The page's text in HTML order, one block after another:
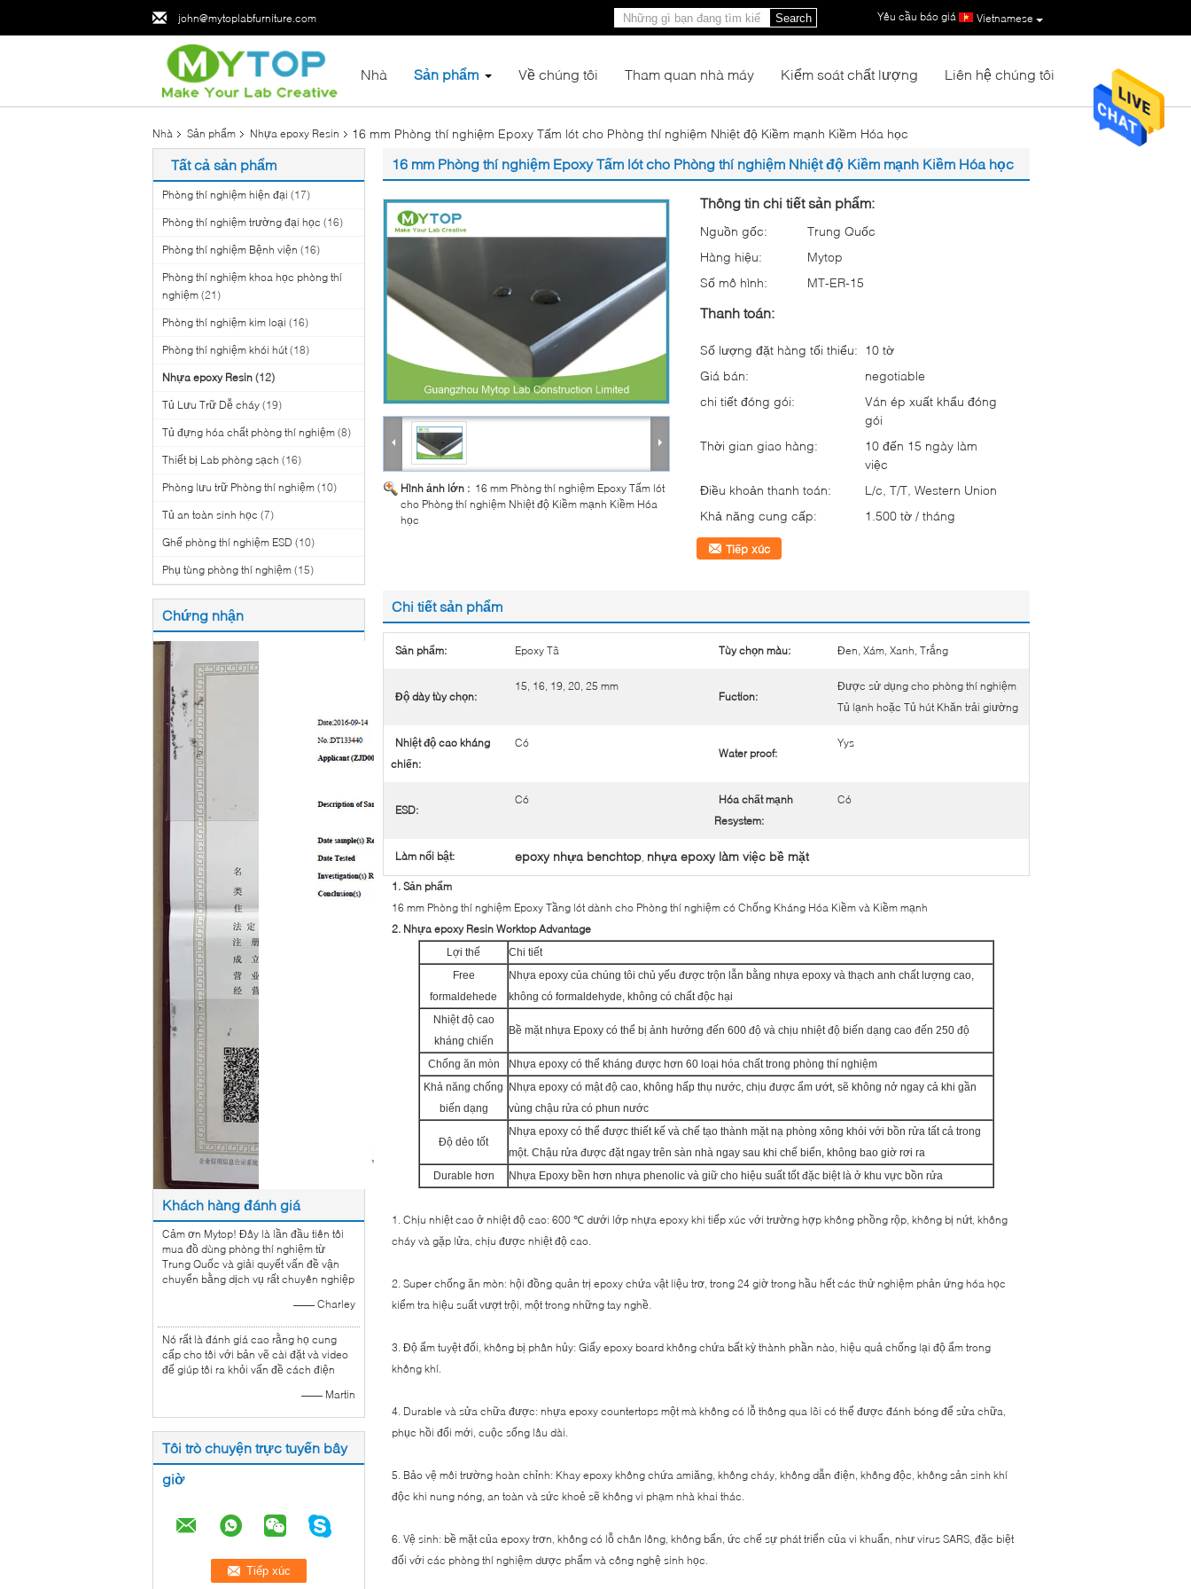
john@mytoplabfurniture.com Vietnamese
Yêu cầu báo giá |
Search
Nhà Sản phẩm Về chúng tôi Tham quan nhà máy Kiểm soát chất lượng Liên hệ chúng tôi
Nhà Sản phẩm Nhựa epoxy Resin 16 mm Phòng thí nghiệm Epoxy Tấm lót cho Phòng thí nghiệm Nhiệt độ Kiềm mạnh Kiềm Hóa học
Tất cả sản phẩm
Phòng thí nghiệm hiện đại (17)
Phòng thí nghiệm trường đại học (16)
Phòng thí nghiệm Bệnh viện (16)
Phòng thí nghiệm khoa học phòng thí
nghiệm (21)
Phòng thí nghiệm kim loại (16)
Phòng thí nghiệm khói hút (18)
Nhựa epoxy Resin (12)
Tủ Lưu Trữ Dễ cháy (19)
Tủ đựng hóa chất phòng thí nghiệm (8)
Thiết bị Lab phòng sạch (16)
Phòng lưu trữ Phòng thí nghiệm (10)
Tủ an toàn sinh học (7)
Ghế phòng thí nghiệm ESD (10)
Phụ tùng phòng thí nghiệm (15)
Chứng nhận
Khách hàng đánh giá
Cảm ơn Mytop! Đây là lần đầu tiên tôi
mua đồ dùng phòng thí nghiệm từ
Trung Quốc và giải quyết vấn đề vận
chuyển bằng dịch vụ rất chuyên nghiệp
—— Charley
Nó rất là đánh giá cao rằng họ cung
cấp cho tôi với bản vẽ cài đặt và video
để giúp tôi ra khỏi vấn đề cách điện
—— Martin
Tôi trò chuyện trực tuyến bây
giờ
16 mm Phòng thí nghiệm Epoxy Tấm lót cho Phòng thí nghiệm Nhiệt độ Kiềm mạnh Kiềm Hóa học
Hình ảnh lớn : 16 mm Phòng thí nghiệm Epoxy Tấm lót
cho Phòng thí nghiệm Nhiệt độ Kiềm mạnh Kiềm Hóa
học
Thông tin chi tiết sản phẩm:
Nguồn gốc:
Trung Quốc
Hàng hiệu:
Mytop
Số mô hình:
MT-ER-15
Thanh toán:
Số lượng đặt hàng tối thiểu: 10 tờ
Giá bán:
negotiable
chi tiết đóng gói:
Ván ép xuất khẩu đóng
gói
Thời gian giao hàng:
10 đến 15 ngày làm
việc
Điều khoản thanh toán:
L/c, T/T, Western Union
Khả năng cung cấp:
1.500 tờ / tháng
Tiếp xúc
Chi tiết sản phẩm
Sản phẩm: Epoxy Tã Tùy chọn màu: Đen, Xám, Xanh, Trắng
Độ dày tùy chọn:
15, 16, 19, 20, 25 mm
Fuction:
Được sử dụng cho phòng thí nghiệm
Tủ lạnh hoặc Tủ hút Khăn trải giường
Nhiệt độ cao kháng
chiến:
Có
Water proof:
Yys
ESD:
Có
Hóa chất mạnh
Resystem:
Có
Làm nổi bật: epoxy nhựa benchtop, nhựa epoxy làm việc bề mặt
1. Sản phẩm
16 mm Phòng thí nghiệm Epoxy Tầng lót dành cho Phòng thí nghiệm có Chống Kháng Hóa Kiềm và Kiềm mạnh
2. Nhựa epoxy Resin Worktop Advantage
Lợi thế
Chi tiết
Free
formaldehede
Nhựa epoxy của chúng tôi chủ yếu được trộn lẫn bằng nhựa epoxy và thạch anh chất lượng cao,
không có formaldehyde, không có chất độc hại
Nhiệt độ cao
kháng chiến
Bề mặt nhựa Epoxy có thể bị ảnh hưởng đến 600 độ và chịu nhiệt độ biến dạng cao đến 250 độ
Chống ăn mòn
Nhựa epoxy có thể kháng được hơn 60 loại hóa chất trong phòng thí nghiệm
Khả năng chống
biến dạng
Nhựa epoxy có mật độ cao, không hấp thụ nước, chịu được ẩm ướt, sẽ không nở ngay cả khi gần
vùng chậu rửa có phun nước
Độ dẻo tốt
Nhựa epoxy có thể được thiết kế và chế tạo thành mặt nạ phòng xông khói với bồn rửa tất cả trong
một. Chậu rửa được đặt ngay trên sàn nhà ngay sau khi chế biến, không bao giờ rơi ra
Durable hơn
Nhựa Epoxy bền hơn nhựa phenolic và giữ cho hiệu suất tốt đặc biệt là ở khu vực bồn rửa
1. Chịu nhiệt cao ở nhiệt độ cao: 600 ℃ dưới lớp nhựa epoxy khi tiếp xúc với trường hợp không phồng rộp, không bị nứt, không
cháy và gặp lửa, chịu được nhiệt độ cao.
2. Super chống ăn mòn: hội đồng quản trị epoxy chứa vật liệu trơ, trong 24 giờ trong hầu hết các thử nghiệm phản ứng hóa học
kiểm tra hiệu suất vượt trội, một trong những tay nghề.
3. Độ ẩm tuyệt đối, không bị phân hủy: Giấy epoxy board không chứa bất kỳ thành phần nào, hiệu quả chống lại độ ẩm trong
không khí.
4. Durable và sửa chữa được: nhựa epoxy countertops một mà không có lỗ thông qua lõi có thể được đánh bóng để sửa chữa,
phục hồi đổi mới, cuộc sống lâu dài.
5. Bảo vệ môi trường hoàn chỉnh: Khay epoxy không chứa amiăng, không cháy, không dẫn điện, không độc, không sản sinh khí
độc khi nung nóng, an toàn và sức khoẻ sẽ không vi phạm nhà khai thác.
6. Vệ sinh: bề mặt của epoxy trơn, không có lỗ chân lông, không bẩn, ức chế sự phát triển của vi khuẩn, như virus SARS, đặc biệt
đối với các phòng thí nghiệm dược phẩm và công nghệ sinh học.